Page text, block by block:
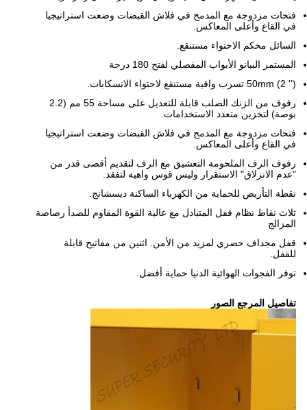
فتحات مزدوجة مع المدمج في فلاش القبضات وضعت استراتيجيا
في القاع وأعلى المعاكس.
السائل محكم الاحتواء مستنقع.
المستمر البيانو الأبواب المفصلي لفتح 180 درجة
50mm (2 '') تسرب واقية مستنقع لاحتواء الانسكابات.
رفوف من الزنك الصلب قابلة للتعديل على مساحة 55 مم (2.2
بوصة) لتخزين متعدد الاستخدامات.
فتحات مزدوجة مع المدمج في فلاش القبضات وضعت استراتيجيا
في القاع وأعلى المعاكس.
رفوف الرف الملحومة التعشيق مع الرف لتقديم أقصى قدر من
"عدم الانزلاق" الاستقرار وليس قوس واهية لتفقد.
نقطة التأريض للحماية من الكهرباء الساكنة ديسشانج.
ثلاث نقاط نظام قفل المتبادل مع عالية القوة المقاوم للصدأ رصاصة
المزالج
قفل مجداف حصري لمزيد من الأمن.
اثنين من مفاتيح قابلة
للقفل.
توفر الفجوات الهوائية الدنيا حماية أفضل.
تفاصيل المرجع الصور